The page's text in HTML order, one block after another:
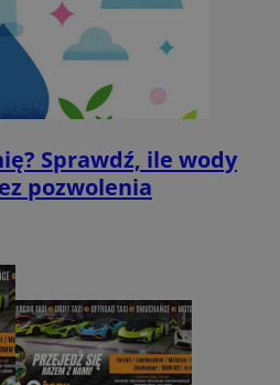
Sprawdź, ile wody
pozwolenia